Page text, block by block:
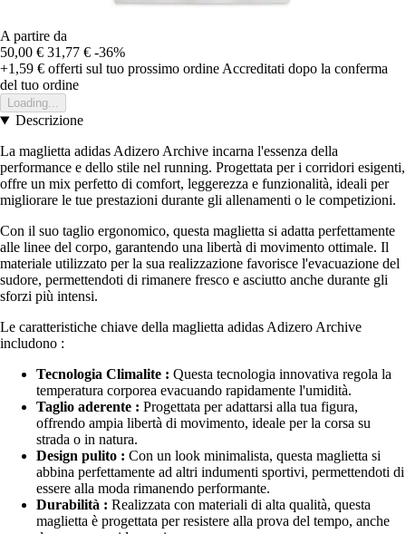
A partire da
50,00 € 31,77 € -36%
+1,59 € offerti sul tuo prossimo ordine Accreditati dopo la conferma
del tuo ordine
Loading...
Descrizione
La maglietta adidas Adizero Archive incarna l'essenza della
performance e dello stile nel running. Progettata per i corridori esigenti,
offre un mix perfetto di comfort, leggerezza e funzionalità, ideali per
migliorare le tue prestazioni durante gli allenamenti o le competizioni.
Con il suo taglio ergonomico, questa maglietta si adatta perfettamente
alle linee del corpo, garantendo una libertà di movimento ottimale. Il
materiale utilizzato per la sua realizzazione favorisce l'evacuazione del
sudore, permettendoti di rimanere fresco e asciutto anche durante gli
sforzi più intensi.
Le caratteristiche chiave della maglietta adidas Adizero Archive
includono :
Tecnologia Climalite : Questa tecnologia innovativa regola la
temperatura corporea evacuando rapidamente l'umidità.
Taglio aderente : Progettata per adattarsi alla tua figura,
offrendo ampia libertà di movimento, ideale per la corsa su
strada o in natura.
Design pulito : Con un look minimalista, questa maglietta si
abbina perfettamente ad altri indumenti sportivi, permettendoti di
essere alla moda rimanendo performante.
Durabilità : Realizzata con materiali di alta qualità, questa
maglietta è progettata per resistere alla prova del tempo, anche